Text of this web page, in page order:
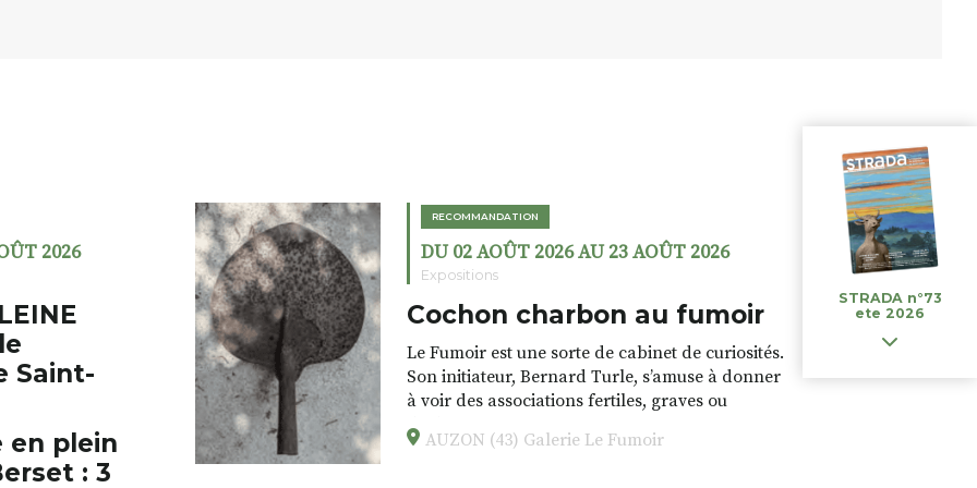
2026
Saint-
en plein
: 3
RECOMMANDATION
DU 02 AOÛT 2026 AU 23 AOÛT 2026
Expositions
Cochon charbon au fumoir
Le Fumoir est une sorte de cabinet de curiosités.
Son initiateur, Bernard Turle, s’amuse à donner
à voir des associations fertiles, graves ou
drôles, parfois fumeuses. Des oeuvres
éclectiques font. liens avec les histoires un peu
AUZON (43) Galerie Le Fumoir
STRADA n°73
ete 2026